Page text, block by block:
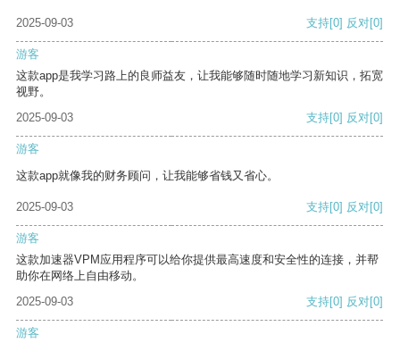
2025-09-03 支持[0] 反对[0]
游客
这款app是我学习路上的良师益友，让我能够随时随地学习新知识，拓宽
视野。
2025-09-03
支持[0] 反对[0]
游客
这款app就像我的财务顾问，让我能够省钱又省心。
2025-09-03 支持[0] 反对[0]
游客
这款加速器VPM应用程序可以给你提供最高速度和安全性的连接，并帮
助你在网络上自由移动。
2025-09-03
支持[0] 反对[0]
游客